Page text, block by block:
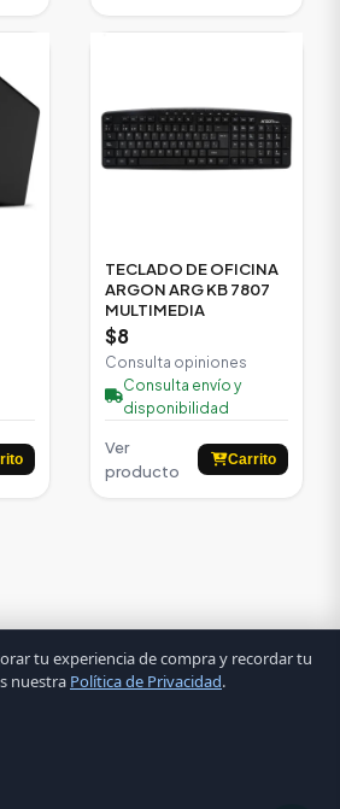
TECLADO DE OFICINA
ARGON ARG KB 7807
MULTIMEDIA
$8
Consulta opiniones
Consulta envío y
disponibilidad
Ver
producto
Carrito
tu experiencia de compra y recordar tu
nuestra Política de Privacidad.